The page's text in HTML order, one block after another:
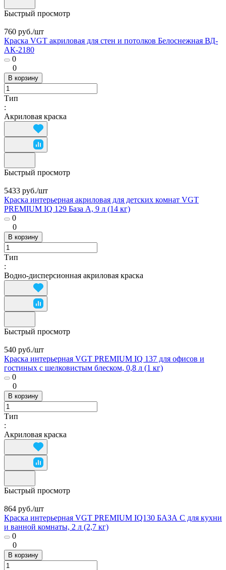
Быстрый просмотр
760 руб./шт
Краска VGT акриловая для стен и потолков Белоснежная ВД-
АК-2180
0
0
В корзину
Тип
:
Акриловая краска
Быстрый просмотр
5433 руб./шт
Краска интерьерная акриловая для детских комнат VGT
PREMIUM IQ 129 База А, 9 л (14 кг)
0
0
В корзину
Тип
:
Водно-дисперсионная акриловая краска
Быстрый просмотр
540 руб./шт
Краска интерьерная VGT PREMIUM IQ 137 для офисов и
гостиных с шелковистым блеском, 0,8 л (1 кг)
0
0
В корзину
Тип
:
Акриловая краска
Быстрый просмотр
864 руб./шт
Краска интерьерная VGT PREMIUM IQ130 БАЗА С для кухни
и ванной комнаты, 2 л (2,7 кг)
0
0
В корзину